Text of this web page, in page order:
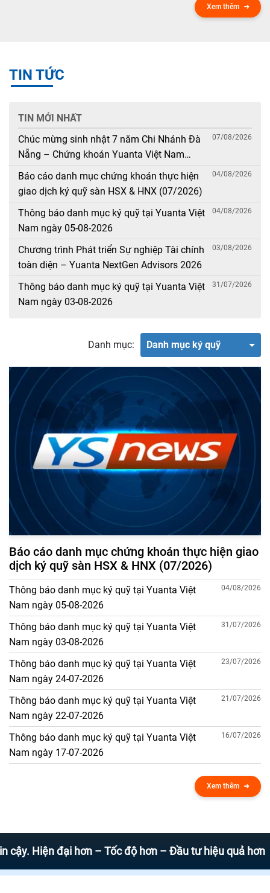
Xem thêm
TIN TỨC
TIN MỚI NHẤT
Chúc mừng sinh nhật 7 năm Chi Nhánh Đà
Nẵng – Chứng khoán Yuanta Việt Nam
(08/08/2019 – 08/08/2026)
07/08/2026
Báo cáo danh mục chứng khoán thực hiện
giao dịch ký quỹ sàn HSX & HNX (07/2026)
04/08/2026
Thông báo danh mục ký quỹ tại Yuanta Việt
Nam ngày 05-08-2026
04/08/2026
Chương trình Phát triển Sự nghiệp Tài chính
toàn diện – Yuanta NextGen Advisors 2026
03/08/2026
Thông báo danh mục ký quỹ tại Yuanta Việt
Nam ngày 03-08-2026
31/07/2026
Danh mục: Danh mục ký quỹ
Báo cáo danh mục chứng khoán thực hiện giao
dịch ký quỹ sàn HSX & HNX (07/2026)
Thông báo danh mục ký quỹ tại Yuanta Việt
Nam ngày 05-08-2026
04/08/2026
Thông báo danh mục ký quỹ tại Yuanta Việt
Nam ngày 03-08-2026
31/07/2026
Thông báo danh mục ký quỹ tại Yuanta Việt
Nam ngày 24-07-2026
23/07/2026
Thông báo danh mục ký quỹ tại Yuanta Việt
Nam ngày 22-07-2026
21/07/2026
Thông báo danh mục ký quỹ tại Yuanta Việt
Nam ngày 17-07-2026
16/07/2026
Xem thêm
đại hơn – Tốc độ hơn – Đầu tư hiệu quả hơn